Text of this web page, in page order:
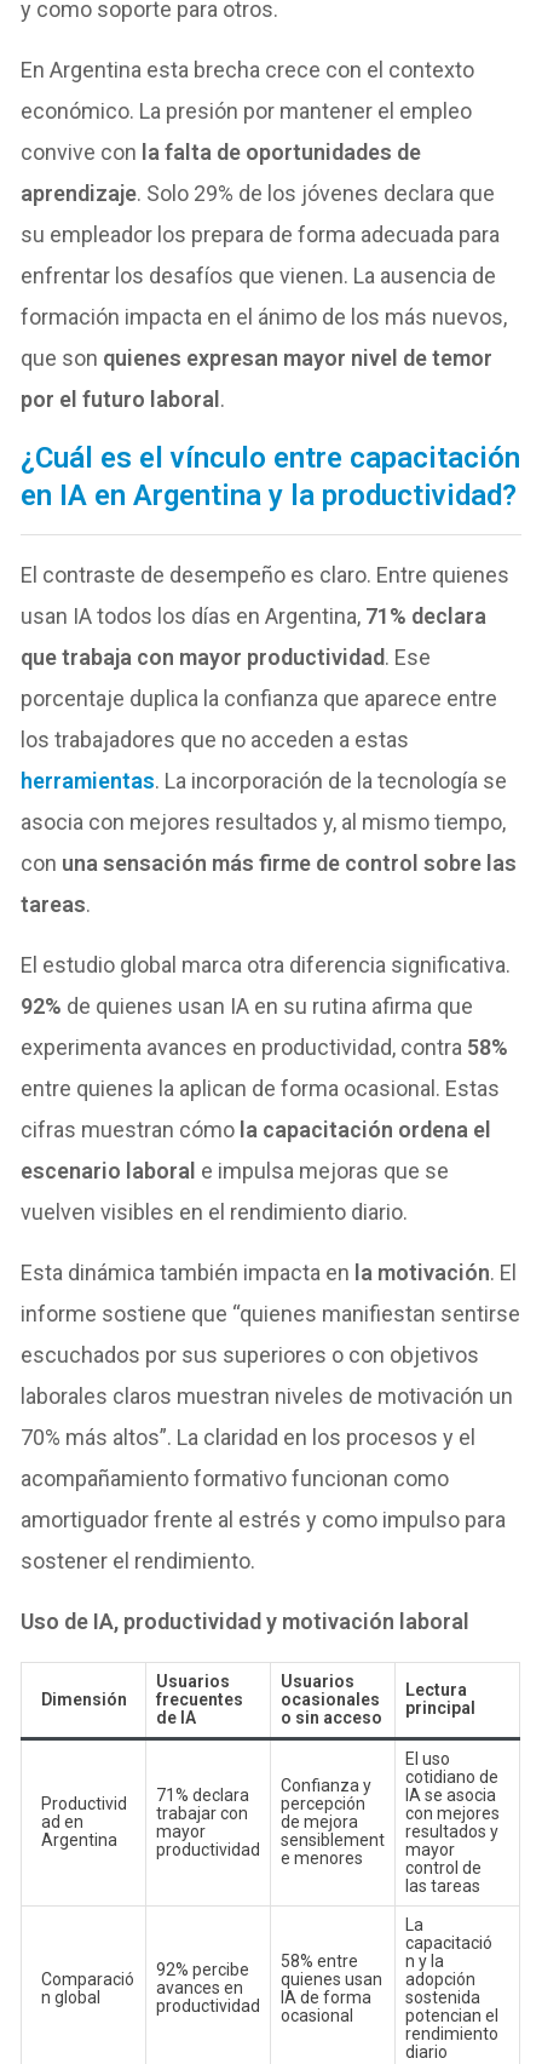
y como soporte para otros.
En Argentina esta brecha crece con el contexto
económico. La presión por mantener el empleo
convive con la falta de oportunidades de
aprendizaje. Solo 29% de los jóvenes declara que
su empleador los prepara de forma adecuada para
enfrentar los desafíos que vienen. La ausencia de
formación impacta en el ánimo de los más nuevos,
que son quienes expresan mayor nivel de temor
por el futuro laboral .
¿Cuál es el vínculo entre capacitación
en IA en Argentina y la productividad?
El contraste de desempeño es claro. Entre quienes
usan IA todos los días en Argentina, 71% declara
que trabaja con mayor productividad. Ese
porcentaje duplica la confianza que aparece entre
los trabajadores que no acceden a estas
herramientas. La incorporación de la tecnología se
asocia con mejores resultados y, al mismo tiempo,
con una sensación más firme de control sobre las
tareas.
El estudio global marca otra diferencia significativa.
92% de quienes usan IA en su rutina afirma que
experimenta avances en productividad, contra 58%
entre quienes la aplican de forma ocasional. Estas
cifras muestran cómo la capacitación ordena el
escenario laboral e impulsa mejoras que se
vuelven visibles en el rendimiento diario.
Esta dinámica también impacta en la motivación. El
informe sostiene que “quienes manifiestan sentirse
escuchados por sus superiores o con objetivos
laborales claros muestran niveles de motivación un
70% más altos”. La claridad en los procesos y el
acompañamiento formativo funcionan como
amortiguador frente al estrés y como impulso para
sostener el rendimiento.
Uso de IA, productividad y motivación laboral
Dimensión
Usuarios
frecuentes
de IA
Usuarios
ocasionales
o sin acceso
Lectura
principal
Productivid
ad en
Argentina
71% declara
trabajar con
mayor
productividad
Confianza y
percepción
de mejora
sensiblement
e menores
El uso
cotidiano de
IA se asocia
con mejores
resultados y
mayor
control de
las tareas
Comparació
n global
92% percibe
avances en
productividad
58% entre
quienes usan
IA de forma
ocasional
La
capacitació
n y la
adopción
sostenida
potencian el
rendimiento
diario